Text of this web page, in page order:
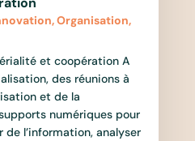
,Organisation,
et coopération A
des réunions à
et de la
numériques pour
l’information, analyser